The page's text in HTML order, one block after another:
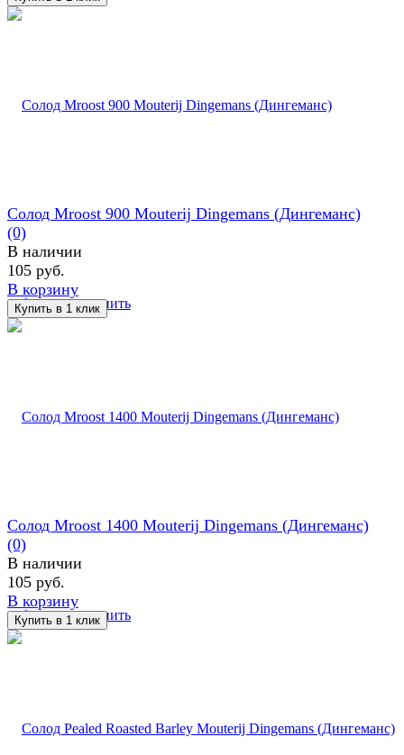
избранное сравнить
Солод Mroost 900 Mouterij Dingemans (Дингеманс)
(0)
В наличии
105 руб.
В корзину
избранное сравнить
Солод Mroost 1400 Mouterij Dingemans (Дингеманс)
(0)
В наличии
105 руб.
В корзину